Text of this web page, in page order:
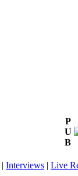
P
U
B
| Interviews | Live